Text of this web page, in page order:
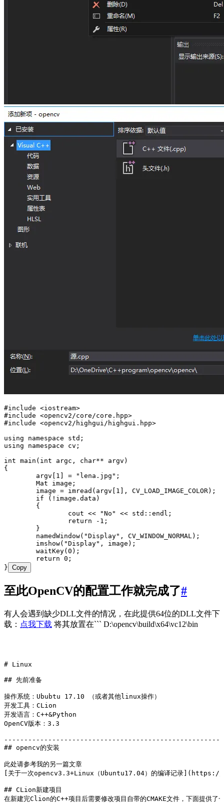
#include <iostream>
#include <opencv2/core/core.hpp>
#include <opencv2/highgui/highgui.hpp>
using namespace std;
using namespace cv;
int main ( int argc , char** argv )
{
	argv
1 = " lena.jpg " ;
	Mat image;
	image
= imread ( argv 1 , CV_LOAD_IMAGE_COLOR) ;
	if
( ! image . data )
	{
		cout
<< "No " << std::endl;
		return
- 1 ;
	}
	namedWindow
( "Display" , CV_WINDOW_NORMAL) ;
	imshow
( "Display" , image) ;
	waitKey
( 0 ) ;
	return
0 ;
} Copy
至此OpenCV的配置工作就完成了#
有人会遇到缺少DLL文件的情况，在此提供64位的DLL文件下
载： 点我下载 将其放置在``` D:\opencv\build\x64\vc12\bin
# Linux
## 先前准备
操作系统：Ububtu 17.10 （或者其他linux操作）
开发工具：CLion
开发语言：C++&Python
OpenCV版本：3.3
## opencv的安装
此处请参考我的另一篇文章
[关于一次opencv3.3+Linux（Ubuntu17.04）的编译记录
## CLion新建项目
在新建完Clion的C++项目后需要修改项目自带的CMAKE文件，下面提供